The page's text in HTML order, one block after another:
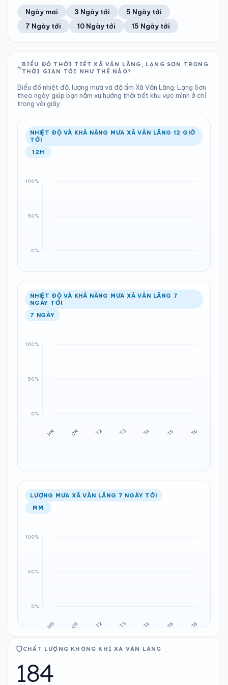
22°C 27%
Khả năng mưa
5.7 mm
Tổng cả ngày
1002 hPa
Bình thường
12
Chỉ số UV
Tốt
Ước lượng
25°C
Ổn định
76%
Khả năng mưa
Trung bình ngày Tốc độ gió
TIA UV TẦM NHÌN
LƯỢNG MƯA
0 mm
Tổng cả ngày
ÁP SUẤT
1001 hPa
Bình thường
Ổn định Khả năng mưa
Ngày mai 3 Ngày tới
5 Ngày tới
7 Ngày tới
10 Ngày tới 15 Ngày tới
BIỂU ĐỒ THỜI TIẾT XÃ VĂN LÃNG, LẠNG SƠN TRONG
THỜI GIAN TỚI NHƯ THẾ NÀO?
Biểu đồ nhiệt độ, lượng mưa và độ ẩm Xã Văn Lãng, Lạng Sơn
theo ngày giúp bạn nắm xu hướng thời tiết khu vực mình ở chỉ
trong vài giây.
NHIỆT ĐỘ VÀ KHẢ NĂNG MƯA XÃ VĂN LÃNG 12 GIỜ
TỚI
12H
NHIỆT ĐỘ VÀ KHẢ NĂNG MƯA XÃ VĂN LÃNG 7
NGÀY TỚI
7 NGÀY
LƯỢNG MƯA XÃ VĂN LÃNG 7 NGÀY TỚI
MM
CHẤT LƯỢNG KHÔNG KHÍ XÃ VĂN LÃNG
184